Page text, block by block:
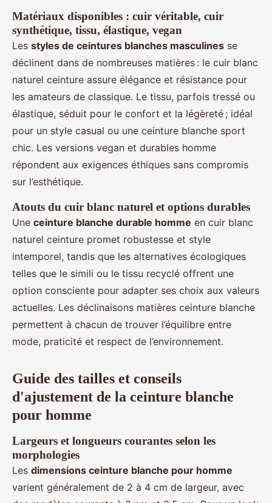
Matériaux disponibles : cuir véritable, cuir
synthétique, tissu, élastique, vegan
Les styles de ceintures blanches masculines se
déclinent dans de nombreuses matières : le cuir blanc
naturel ceinture assure élégance et résistance pour
les amateurs de classique. Le tissu, parfois tressé ou
élastique, séduit pour le confort et la légèreté ; idéal
pour un style casual ou une ceinture blanche sport
chic. Les versions vegan et durables homme
répondent aux exigences éthiques sans compromis
sur l’esthétique.
Atouts du cuir blanc naturel et options durables
Une ceinture blanche durable homme en cuir blanc
naturel ceinture promet robustesse et style
intemporel, tandis que les alternatives écologiques
telles que le simili ou le tissu recyclé offrent une
option consciente pour adapter ses choix aux valeurs
actuelles. Les déclinaisons matières ceinture blanche
permettent à chacun de trouver l’équilibre entre
mode, praticité et respect de l’environnement.
Guide des tailles et conseils
d'ajustement de la ceinture blanche
pour homme
Largeurs et longueurs courantes selon les
morphologies
Les dimensions ceinture blanche pour homme
varient généralement de 2 à 4 cm de largeur, avec